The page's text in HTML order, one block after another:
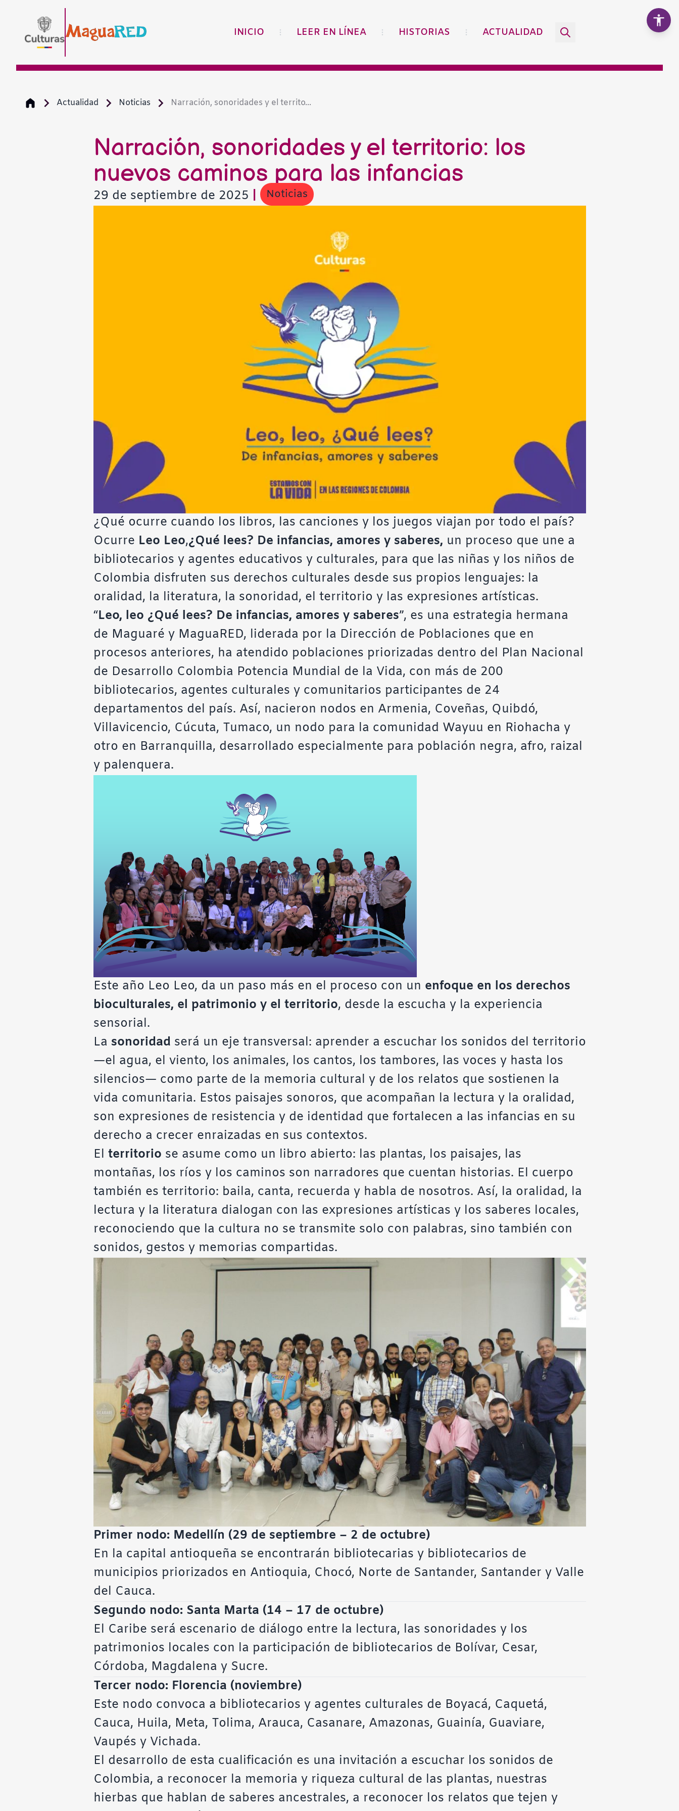
INICIO LEER EN LÍNEA HISTORIAS ACTUALIDAD
Actualidad Noticias Narración, sonoridades y el territo...
Narración, sonoridades y el territorio: los
nuevos caminos para las infancias
29 de septiembre de 2025 Noticias
¿Qué ocurre cuando los libros, las canciones y los juegos viajan por todo el país?
Ocurre Leo Leo,¿Qué lees? De infancias, amores y saberes, un proceso que une a
bibliotecarios y agentes educativos y culturales, para que las niñas y los niños de
Colombia disfruten sus derechos culturales desde sus propios lenguajes: la
oralidad, la literatura, la sonoridad, el territorio y las expresiones artísticas.
“Leo, leo ¿Qué lees? De infancias, amores y saberes”, es una estrategia hermana
de Maguaré y MaguaRED, liderada por la Dirección de Poblaciones que en
procesos anteriores, ha atendido poblaciones priorizadas dentro del Plan Nacional
de Desarrollo Colombia Potencia Mundial de la Vida, con más de 200
bibliotecarios, agentes culturales y comunitarios participantes de 24
departamentos del país. Así, nacieron nodos en Armenia, Coveñas, Quibdó,
Villavicencio, Cúcuta, Tumaco, un nodo para la comunidad Wayuu en Riohacha y
otro en Barranquilla, desarrollado especialmente para población negra, afro, raizal
y palenquera.
Este año Leo Leo, da un paso más en el proceso con un enfoque en los derechos
bioculturales, el patrimonio y el territorio, desde la escucha y la experiencia
sensorial.
La sonoridad será un eje transversal: aprender a escuchar los sonidos del territorio
—el agua, el viento, los animales, los cantos, los tambores, las voces y hasta los
silencios— como parte de la memoria cultural y de los relatos que sostienen la
vida comunitaria. Estos paisajes sonoros, que acompañan la lectura y la oralidad,
son expresiones de resistencia y de identidad que fortalecen a las infancias en su
derecho a crecer enraizadas en sus contextos.
El territorio se asume como un libro abierto: las plantas, los paisajes, las
montañas, los ríos y los caminos son narradores que cuentan historias. El cuerpo
también es territorio: baila, canta, recuerda y habla de nosotros. Así, la oralidad, la
lectura y la literatura dialogan con las expresiones artísticas y los saberes locales,
reconociendo que la cultura no se transmite solo con palabras, sino también con
sonidos, gestos y memorias compartidas.
Primer nodo: Medellín (29 de septiembre – 2 de octubre)
En la capital antioqueña se encontrarán bibliotecarias y bibliotecarios de
municipios priorizados en Antioquia, Chocó, Norte de Santander, Santander y Valle
del Cauca.
Segundo nodo: Santa Marta (14 – 17 de octubre)
El Caribe será escenario de diálogo entre la lectura, las sonoridades y los
patrimonios locales con la participación de bibliotecarios de Bolívar, Cesar,
Córdoba, Magdalena y Sucre.
Tercer nodo: Florencia (noviembre)
Este nodo convoca a bibliotecarios y agentes culturales de Boyacá, Caquetá,
Cauca, Huila, Meta, Tolima, Arauca, Casanare, Amazonas, Guainía, Guaviare,
Vaupés y Vichada.
El desarrollo de esta cualificación es una invitación a escuchar los sonidos de
Colombia, a reconocer la memoria y riqueza cultural de las plantas, nuestras
hierbas que hablan de saberes ancestrales, a reconocer los relatos que tejen y